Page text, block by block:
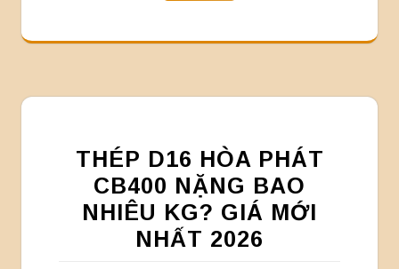
THÉP D16 HÒA PHÁT
CB400 NẶNG BAO
NHIÊU KG? GIÁ MỚI
NHẤT 2026